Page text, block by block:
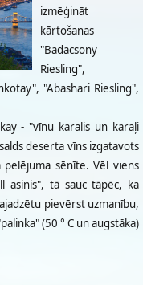
izmēģināt
kārtošanas
"Badacsony
Riesling",
"Abashari Riesling",
- "vīnu karalis un karaļi
deserta vīns izgatavots
sēnīte. Vēl viens
asinis", tā sauc tāpēc, ka
pievērst uzmanību,
(50 ° C un augstāka)